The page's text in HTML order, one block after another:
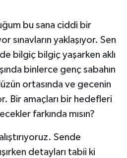
bu sana ciddi bir
sınavların yaklaşıyor. Sen
bilgiç bilgiç yaşarken aklı
binlerce genç sabahın
ortasında ve gecenin
Bir amaçları bir hedefleri
farkında mısın?
Sende
detayları tabii ki